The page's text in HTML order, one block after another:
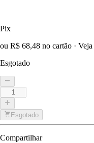
Pix
ou R$ 68,48 no cartão ·
Esgotado
Esgotado
Compartilhar